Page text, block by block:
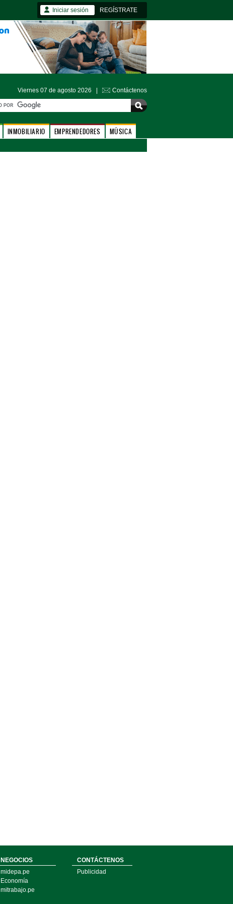
Iniciar sesión REGÍSTRATE
Viernes 07 de agosto 2026 | Contáctenos
INMOBILIARIO EMPRENDEDORES MÚSICA
NEGOCIOS
midepa.pe
Economía
mitrabajo.pe
CONTÁCTENOS
Publicidad